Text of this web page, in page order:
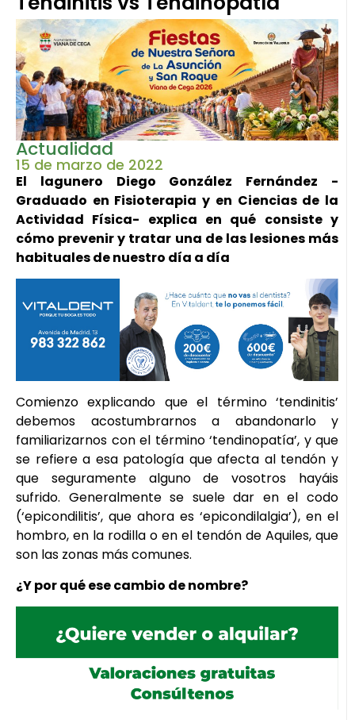
Actualidad
15 de marzo de 2022
El lagunero Diego González Fernández -
Graduado en Fisioterapia y en Ciencias de la
Actividad Física- explica en qué consiste y
cómo prevenir y tratar una de las lesiones más
habituales de nuestro día a día
Comienzo explicando que el término ‘tendinitis’
debemos acostumbrarnos a abandonarlo y
familiarizarnos con el término ‘tendinopatía’, y que
se refiere a esa patología que afecta al tendón y
que seguramente alguno de vosotros hayáis
sufrido. Generalmente se suele dar en el codo
(‘epicondilitis’, que ahora es ‘epicondilalgia’), en el
hombro, en la rodilla o en el tendón de Aquiles, que
son las zonas más comunes.
¿Y por qué ese cambio de nombre?